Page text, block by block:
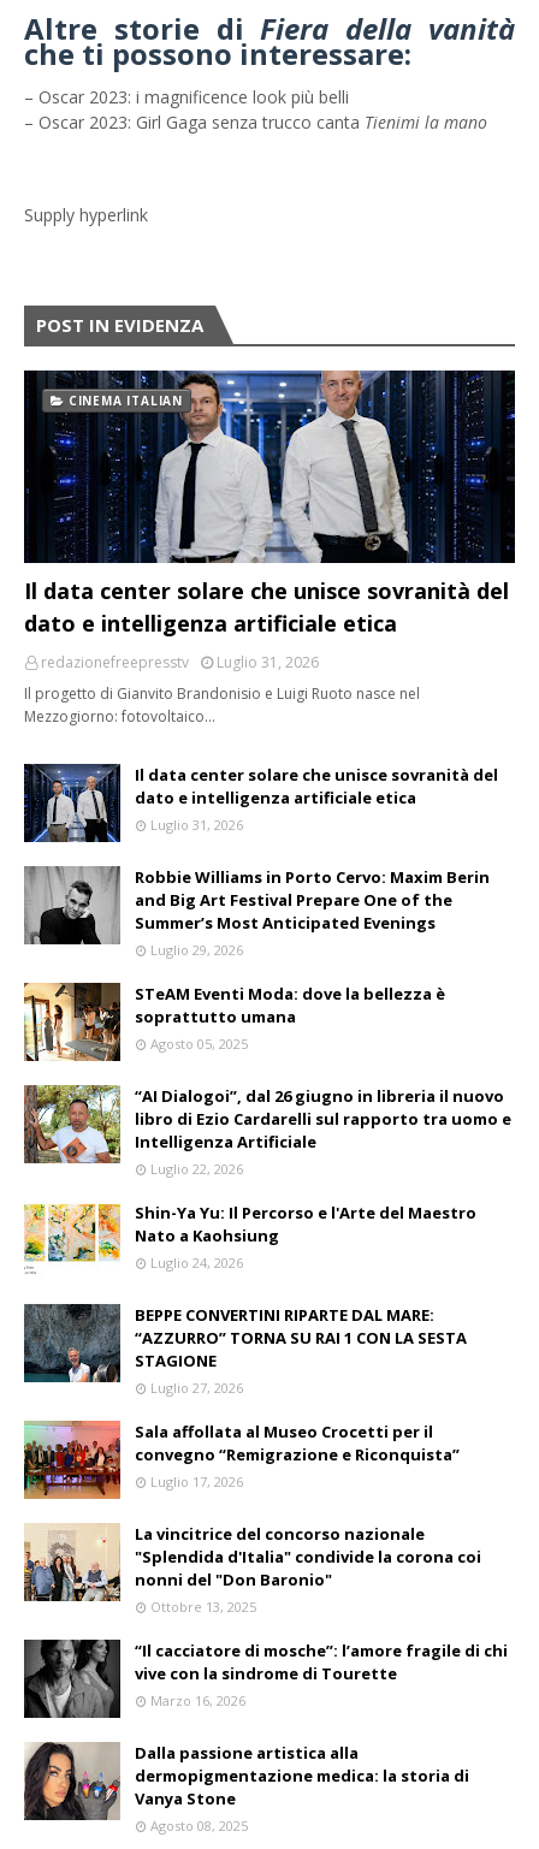
Altre storie diFiera della vanità
che ti possono interessare:
– Oscar 2023: i magnificence look più belli
– Oscar 2023: Girl Gaga senza trucco canta Tienimi la mano
Supply hyperlink
POST IN EVIDENZA
CINEMA ITALIAN
Il data center solare che unisce sovranità del
dato e intelligenza artificiale etica
redazionefreepresstv
Luglio 31, 2026
Il progetto di Gianvito Brandonisio e Luigi Ruoto nasce nel
Mezzogiorno: fotovoltaico…
Il data center solare che unisce sovranità del
dato e intelligenza artificiale etica
Luglio 31, 2026
Robbie Williams in Porto Cervo: Maxim Berin
and Big Art Festival Prepare One of the
Summer’s Most Anticipated Evenings
Luglio 29, 2026
STeAM Eventi Moda: dove la bellezza è
soprattutto umana
Agosto 05, 2025
“AI Dialogoi”, dal 26 giugno in libreria il nuovo
libro di Ezio Cardarelli sul rapporto tra uomo e
Intelligenza Artificiale
Luglio 22, 2026
Shin-Ya Yu: Il Percorso e l'Arte del Maestro
Nato a Kaohsiung
Luglio 24, 2026
BEPPE CONVERTINI RIPARTE DAL MARE:
“AZZURRO” TORNA SU RAI 1 CON LA SESTA
STAGIONE
Luglio 27, 2026
Sala affollata al Museo Crocetti per il
convegno “Remigrazione e Riconquista”
Luglio 17, 2026
La vincitrice del concorso nazionale
"Splendida d'Italia" condivide la corona coi
nonni del "Don Baronio"
Ottobre 13, 2025
“Il cacciatore di mosche”: l’amore fragile di chi
vive con la sindrome di Tourette
Marzo 16, 2026
Dalla passione artistica alla
dermopigmentazione medica: la storia di
Vanya Stone
Agosto 08, 2025